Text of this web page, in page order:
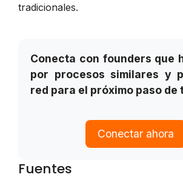
tradicionales.
Conecta con founders que
por procesos similares y
red para el próximo paso de
Conectar ahora
Fuentes